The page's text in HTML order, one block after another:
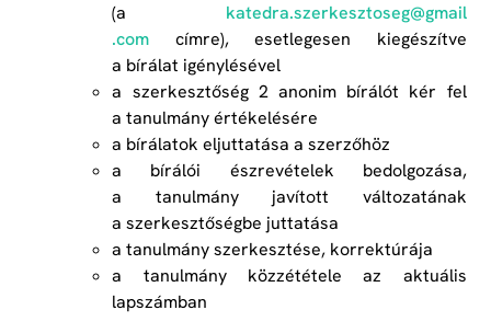
(a katedra​.szerkesztoseg​@gmail​
.com címre), esetlegesen kiegészítve
a bírálat igénylésével
a szerkesztőség 2 anonim bírálót kér fel
a tanulmány értékelésére
a bírálatok eljuttatása a szerzőhöz
a bírálói észrevételek bedolgozása,
a tanulmány javított változatának
a szerkesztőségbe juttatása
a tanulmány szerkesztése, korrektúrája
a tanulmány közzététele az aktuális
lapszámban